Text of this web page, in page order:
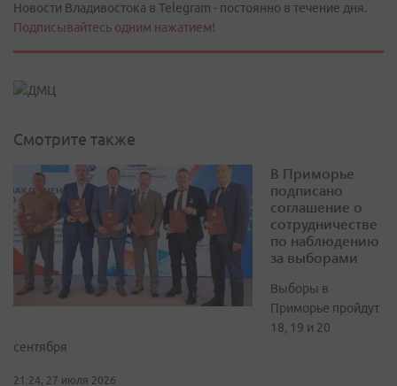
Новости Владивостока в Telegram - постоянно в течение дня.
Подписывайтесь одним нажатием!
Смотрите также
В Приморье
подписано
соглашение о
сотрудничестве
по наблюдению
за выборами
Выборы в
Приморье пройдут
18, 19 и 20
сентября
21:24, 27 июля 2026